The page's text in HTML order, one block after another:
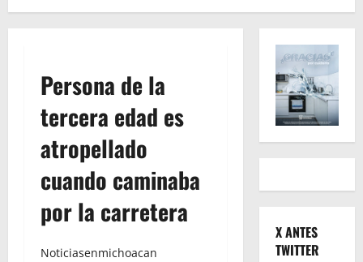
Persona de la
tercera edad es
atropellado
cuando caminaba
por la carretera
Noticiasenmichoacan
X ANTES
TWITTER